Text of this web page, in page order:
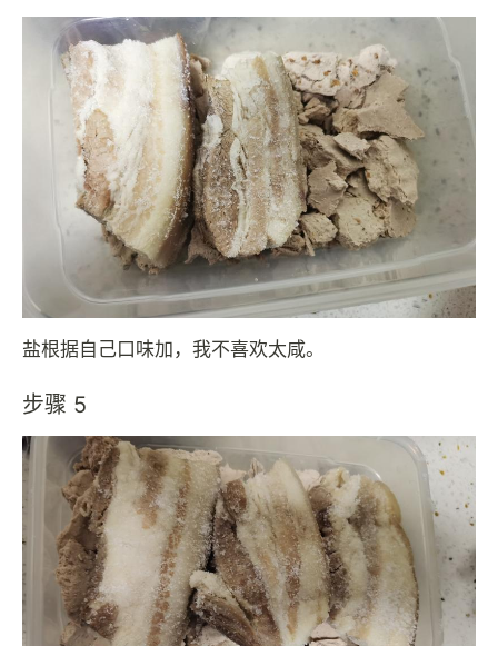
盐根据自己口味加，我不喜欢太咸。
步骤 5